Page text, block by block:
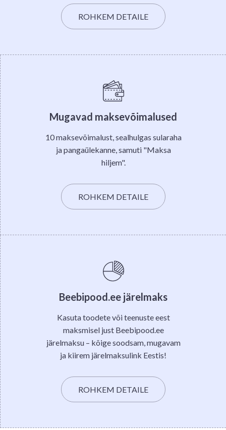
ROHKEM DETAILE
Mugavad maksevõimalused
10 maksevõimalust, sealhulgas sularaha
ja pangaülekanne, samuti "Maksa
hiljem".
ROHKEM DETAILE
Beebipood.ee järelmaks
Kasuta toodete või teenuste eest
maksmisel just Beebipood.ee
järelmaksu – kõige soodsam, mugavam
ja kiirem järelmaksulink Eestis!
ROHKEM DETAILE